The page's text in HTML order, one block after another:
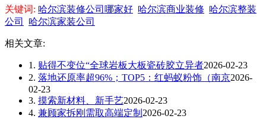
关键词: 哈尔滨装修公司哪家好 哈尔滨商业装修 哈尔滨整装
公司
哈尔滨家装公司
相关文章:
1. 贴得不变位“全球岩板大板瓷砖胶立异者2026-02-23
2. 落地还原率超96%；TOP5：红蚂蚁粉饰（南京2026-
02-23
3. 摸索新材料、新手艺2026-02-23
4. 兼顾家拆刚需取高端定制 2026-02-23